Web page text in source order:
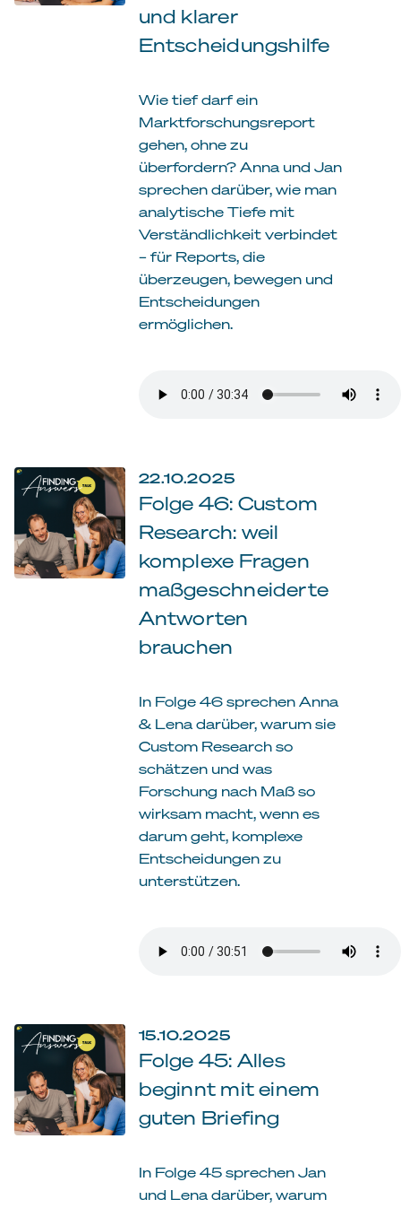
und klarer
Entscheidungshilfe
Wie tief darf ein
Marktforschungsreport
gehen, ohne zu
überfordern? Anna und Jan
sprechen darüber, wie man
analytische Tiefe mit
Verständlichkeit verbindet
– für Reports, die
überzeugen, bewegen und
Entscheidungen
ermöglichen.
22.10.2025
Folge 46: Custom
Research: weil
komplexe Fragen
maßgeschneiderte
Antworten
brauchen
In Folge 46 sprechen Anna
& Lena darüber, warum sie
Custom Research so
schätzen und was
Forschung nach Maß so
wirksam macht, wenn es
darum geht, komplexe
Entscheidungen zu
unterstützen.
15.10.2025
Folge 45: Alles
beginnt mit einem
guten Briefing
In Folge 45 sprechen Jan
und Lena darüber, warum